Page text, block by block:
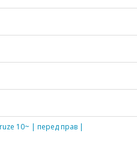
10~ | перед прав |